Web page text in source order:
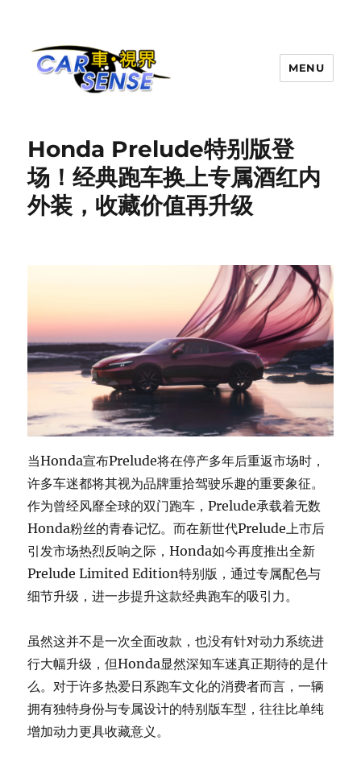
MENU
Honda Prelude特别版登
场！经典跑车换上专属酒红内
外装，收藏价值再升级
当Honda宣布Prelude将在停产多年后重返市场时，
许多车迷都将其视为品牌重拾驾驶乐趣的重要象征。
作为曾经风靡全球的双门跑车，Prelude承载着无数
Honda粉丝的青春记忆。而在新世代Prelude上市后
引发市场热烈反响之际，Honda如今再度推出全新
Prelude Limited Edition特别版，通过专属配色与
细节升级，进一步提升这款经典跑车的吸引力。
虽然这并不是一次全面改款，也没有针对动力系统进
行大幅升级，但Honda显然深知车迷真正期待的是什
么。对于许多热爱日系跑车文化的消费者而言，一辆
拥有独特身份与专属设计的特别版车型，往往比单纯
增加动力更具收藏意义。